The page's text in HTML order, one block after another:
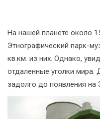
На нашей планете около
Этнографический парк-
кв.км. из них. Однако,
отдаленные уголки мира.
задолго до появления на